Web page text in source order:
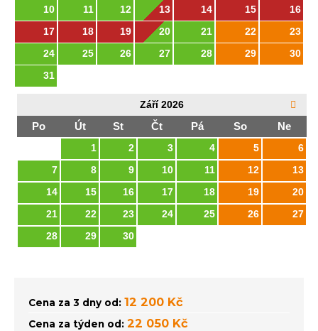
10 11 12 13 14 15 16
17 18 19 20 21 22 23
24 25 26 27 28 29 30
31
Září 2026
Po
Út St Čt Pá So Ne
1 2 3 4 5 6
7 8 9 10 11 12 13
14 15 16 17 18 19 20
21 22 23 24 25 26 27
28 29 30
Cena za 3 dny od: 12 200 Kč
Cena za týden od: 22 050 Kč